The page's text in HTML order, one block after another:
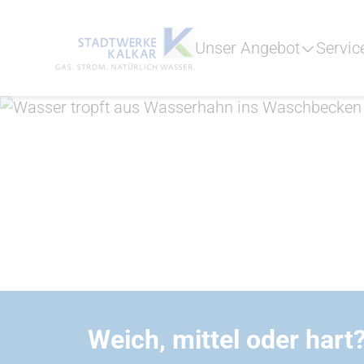
Unser Angebot
Weich, mittel oder